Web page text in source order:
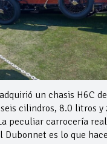
un chasis H6C
cilindros, 8.0 litros y
peculiar carrocería
Dubonnet es lo que